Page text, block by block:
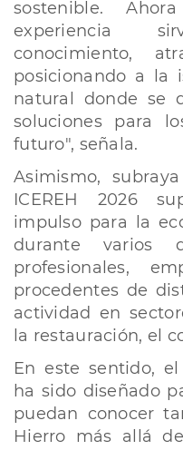
sostenible.
experiencia
conocimiento,
posicionando a la
natural donde se
soluciones para
futuro", señala.
Asimismo,
ICEREH 2026
impulso para la
durante varios
profesionales,
procedentes de
actividad en
la restauración, el
En este sentido,
ha sido diseñado
puedan conocer
Hierro más allá